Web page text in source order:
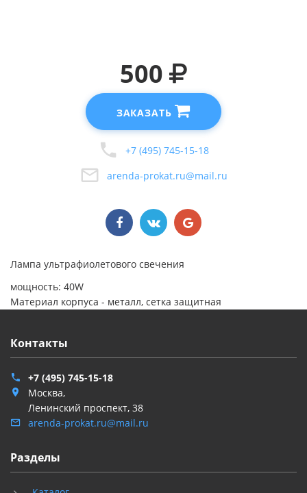
500
ЗАКАЗАТЬ
+7 (495) 745-15-18
arenda-prokat.ru@mail.ru
Лампа ультрафиолетового свечения
мощность: 40W
Материал корпуса - металл, сетка защитная
Контакты
+7 (495) 745-15-18
Москва,
Ленинский проспект, 38
arenda-prokat.ru@mail.ru
Разделы